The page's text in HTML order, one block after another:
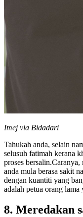
Imej via Bidadari
Tahukah anda, selain
selusuh fatimah kerana
proses
anda mula berasa sakit
dengan kuantiti yang
adalah petua orang
8. Meredakan